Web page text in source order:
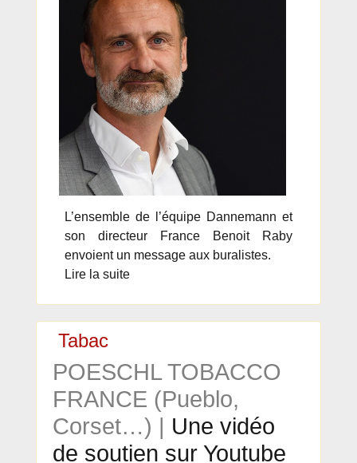
L’ensemble de l’équipe Dannemann et
son directeur France Benoit Raby
envoient un message aux buralistes.
Lire la suite
Tabac
POESCHL TOBACCO
FRANCE (Pueblo,
Corset…) | Une vidéo
de soutien sur Youtube